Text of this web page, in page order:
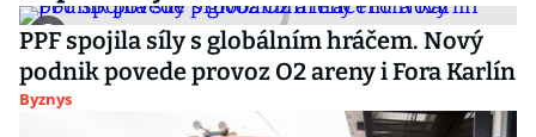
PPF spojila síly s globálním hráčem. Nový
podnik povede provoz O2 areny i Fora Karlín
Byznys